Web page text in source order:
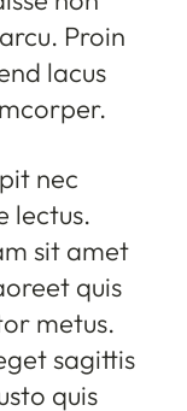
Proin
lacus
nec
lectus.
sit amet
quis
metus.
sagittis
quis